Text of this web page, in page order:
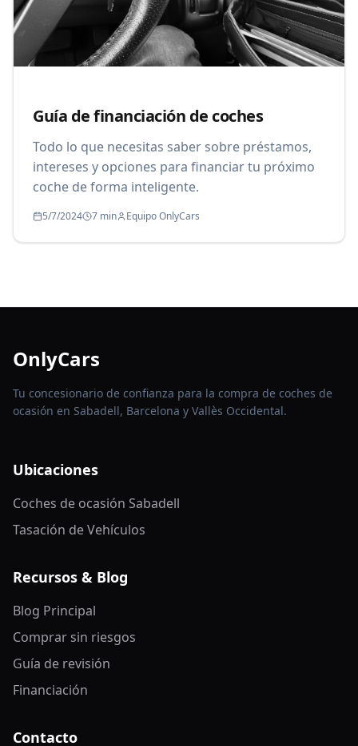
Guía de financiación de coches
Todo lo que necesitas saber sobre préstamos,
intereses y opciones para financiar tu próximo
coche de forma inteligente.
5/7/2024 7 min Equipo OnlyCars
OnlyCars
Tu concesionario de confianza para la compra de coches de
ocasión en Sabadell, Barcelona y Vallès Occidental.
Ubicaciones
Coches de ocasión Sabadell
Tasación de Vehículos
Recursos & Blog
Blog Principal
Comprar sin riesgos
Guía de revisión
Financiación
Contacto